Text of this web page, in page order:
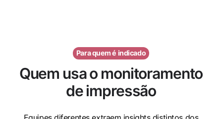
Para quem é indicado
Quem usa o monitoramento
de impressão